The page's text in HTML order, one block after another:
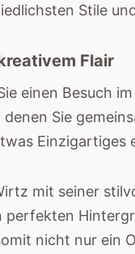
Stile
Flair
einen Besuch
Sie
Einzigartiges
mit seiner
perfekten
nicht nur ein